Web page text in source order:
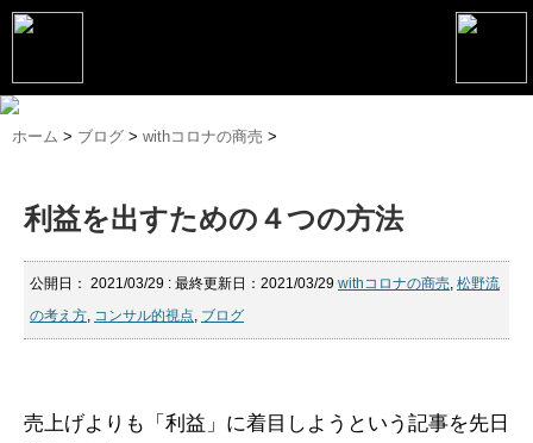
トップページ
松野恵介のブログ
会社概要
スケジュール
コンサルティング
ホーム > ブログ > withコロナの商売 >
利益を出すための４つの方法
公開日： 2021/03/29 : 最終更新日：2021/03/29 withコロナの商売, 松野流
の考え方, コンサル的視点, ブログ
売上げよりも「利益」に着目しようという記事を先日